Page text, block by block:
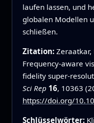
laufen lassen, und
globalen Modellen
schließen.
Zitation: Zeraatkar,
Frequency-aware
fidelity super-
Sci Rep 16, 10363
https://doi.org/
Schlüsselwörter: